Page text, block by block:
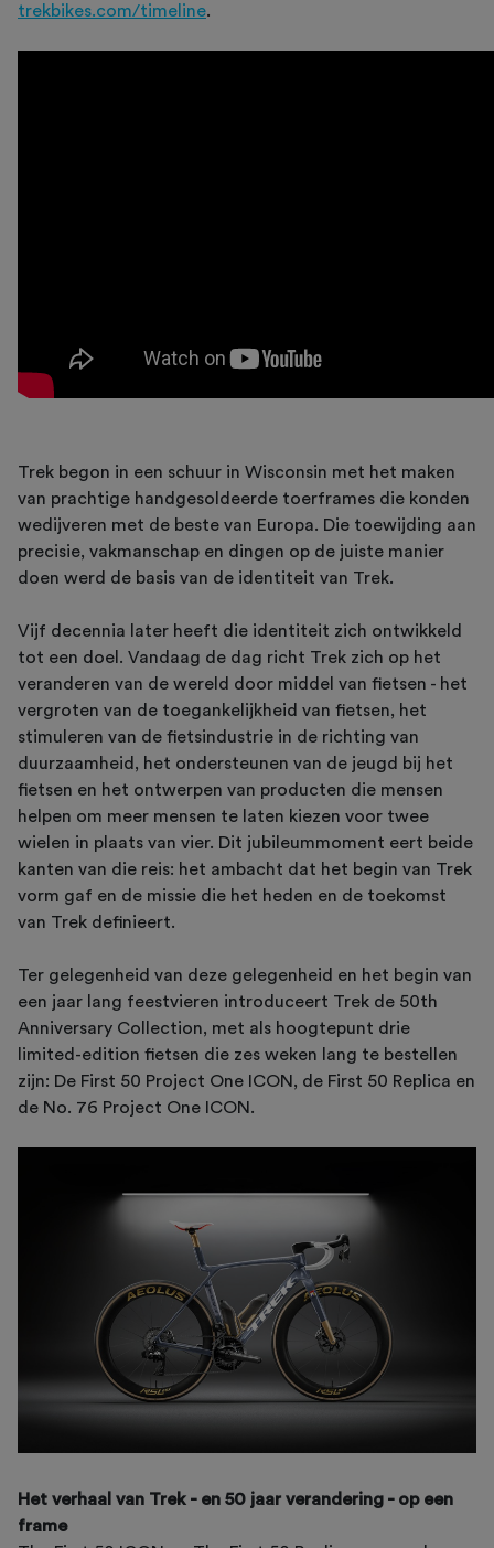
trekbikes.com/timeline.
Trek begon in een schuur in Wisconsin met het maken
van prachtige handgesoldeerde toerframes die konden
wedijveren met de beste van Europa. Die toewijding aan
precisie, vakmanschap en dingen op de juiste manier
doen werd de basis van de identiteit van Trek.
Vijf decennia later heeft die identiteit zich ontwikkeld
tot een doel. Vandaag de dag richt Trek zich op het
veranderen van de wereld door middel van fietsen - het
vergroten van de toegankelijkheid van fietsen, het
stimuleren van de fietsindustrie in de richting van
duurzaamheid, het ondersteunen van de jeugd bij het
fietsen en het ontwerpen van producten die mensen
helpen om meer mensen te laten kiezen voor twee
wielen in plaats van vier. Dit jubileummoment eert beide
kanten van die reis: het ambacht dat het begin van Trek
vorm gaf en de missie die het heden en de toekomst
van Trek definieert.
Ter gelegenheid van deze gelegenheid en het begin van
een jaar lang feestvieren introduceert Trek de 50th
Anniversary Collection, met als hoogtepunt drie
limited-edition fietsen die zes weken lang te bestellen
zijn: De First 50 Project One ICON, de First 50 Replica en
de No. 76 Project One ICON.
Het verhaal van Trek - en 50 jaar verandering - op een
frame